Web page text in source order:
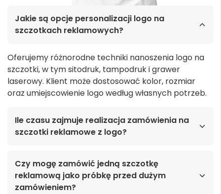
Jakie są opcje personalizacji logo na
szczotkach reklamowych?
Oferujemy różnorodne techniki nanoszenia logo na
szczotki, w tym sitodruk, tampodruk i grawer
laserowy. Klient może dostosować kolor, rozmiar
oraz umiejscowienie logo według własnych potrzeb.
Ile czasu zajmuje realizacja zamówienia na
szczotki reklamowe z logo?
Czy mogę zamówić jedną szczotkę
reklamową jako próbkę przed dużym
zamówieniem?